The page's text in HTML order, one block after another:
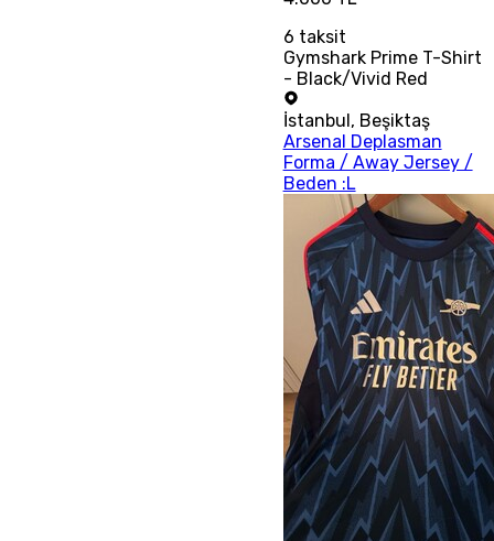
6 taksit
Gymshark Prime T-Shirt
- Black/Vivid Red
İstanbul, Beşiktaş
Arsenal Deplasman
Forma / Away Jersey /
Beden :L